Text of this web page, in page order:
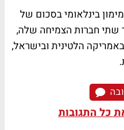
בינלאומי בסכום של
שתי חברות הצמיחה שלה,
הלטינית ובישראל,
כל התגובות